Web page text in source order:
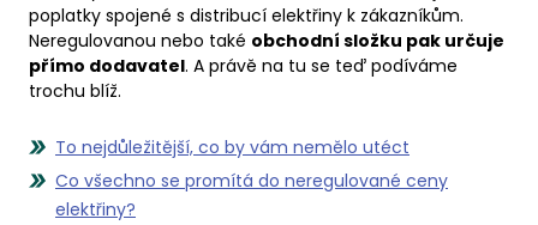
poplatky spojené s distribucí elektřiny k zákazníkům.
Neregulovanou nebo také obchodní složku pak určuje
přímo dodavatel. A právě na tu se teď podíváme
trochu blíž.
To nejdůležitější, co by vám nemělo utéct
Co všechno se promítá do neregulované ceny
elektřiny?